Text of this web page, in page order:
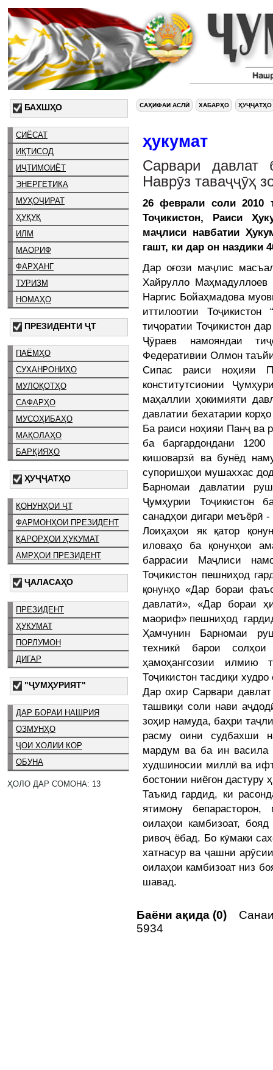
БАХШҲО
СИЁСАТ
ИҚТИСОД
ИҶТИМОИЁТ
ЭНЕРГЕТИКА
МУҲОҶИРАТ
ҲУҚУҚ
ИЛМ
МАОРИФ
ФАРҲАНГ
ТУРИЗМ
НОМАҲО
ПРЕЗИДЕНТИ ҶТ
ПАЁМҲО
СУХАНРОНИҲО
МУЛОҚОТҲО
САФАРҲО
МУСОҲИБАҲО
МАҚОЛАҲО
БАРҚИЯҲО
ҲУҶҶАТҲО
ҚОНУНҲОИ ҶТ
ФАРМОНҲОИ ПРЕЗИДЕНТ
ҚАРОРҲОИ ҲУКУМАТ
АМРҲОИ ПРЕЗИДЕНТ
ҶАЛАСАҲО
ПРЕЗИДЕНТ
ҲУКУМАТ
ПОРЛУМОН
ДИГАР
"ҶУМҲУРИЯТ"
ДАР БОРАИ НАШРИЯ
ОЗМУНҲО
ҶОИ ХОЛИИ КОР
ОБУНА
ҲОЛО ДАР СОМОНА: 13
САҲИФАИ АСЛӢ ХАБАРҲО ҲУҶҶАТҲО
ҳукумат
Сарвари давлат
Наврӯз таваҷҷӯҳ
26 феврали соли 2010
Тоҷикистон, Раиси
маҷлиси навбатии
гашт, ки дар он наздики
Дар оғози маҷлис
Хайрулло Маҳмадуллоев
Наргис Бойаҳмадова
иттилоотии
тиҷоратии Тоҷикистон
Ҷӯраев намояндаи
Федеративии Олмон
Сипас раиси ноҳияи
конститутсионии
маҳаллии ҳокимияти
давлатии бехатарии
Ба раиси ноҳияи Панҷ ва
ба баргардондани
кишоварзӣ ва бунёд
супоришҳои мушаххас
Барномаи давлатии
Ҷумҳурии Тоҷикистон
санадҳои дигари меъёрӣ
Лоиҳаҳои як қатор
иловаҳо ба қонунҳои
баррасии Маҷлиси
Тоҷикистон пешниҳод
қонунҳо «Дар бораи
давлатӣ», «Дар бораи
маориф» пешниҳод
Ҳамчунин Барномаи
техникӣ барои
ҳамоҳангсозии илмию
Тоҷикистон тасдиқи худро
Дар охир Сарвари
ташвиқи соли нави
зоҳир намуда, баҳри
расму оини судбахши
мардум ва ба ин васила
худшиносии миллӣ ва
бостонии ниёгон дастуру
Таъкид гардид, ки
ятимону
оилаҳои камбизоат,
ривоҷ ёбад. Бо кӯмаки
хатнасур ва ҷашни
оилаҳои камбизоат низ
шавад.
Баёни ақида (0)
5934